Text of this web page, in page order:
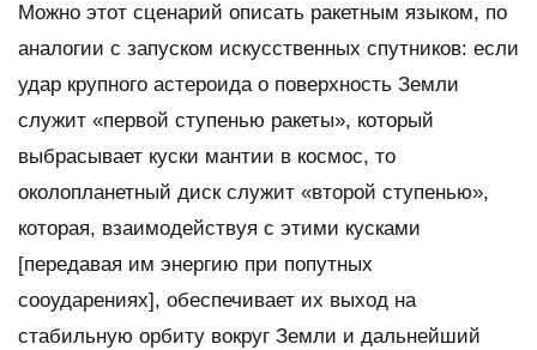
Можно этот сценарий описать ракетным языком, по
аналогии с запуском искусственных спутников: если
удар крупного астероида о поверхность Земли
служит «первой ступенью ракеты», который
выбрасывает куски мантии в космос, то
околопланетный диск служит «второй ступенью»,
которая, взаимодействуя с этими кусками
[передавая им энергию при попутных
сооударениях], обеспечивает их выход на
стабильную орбиту вокруг Земли и дальнейший